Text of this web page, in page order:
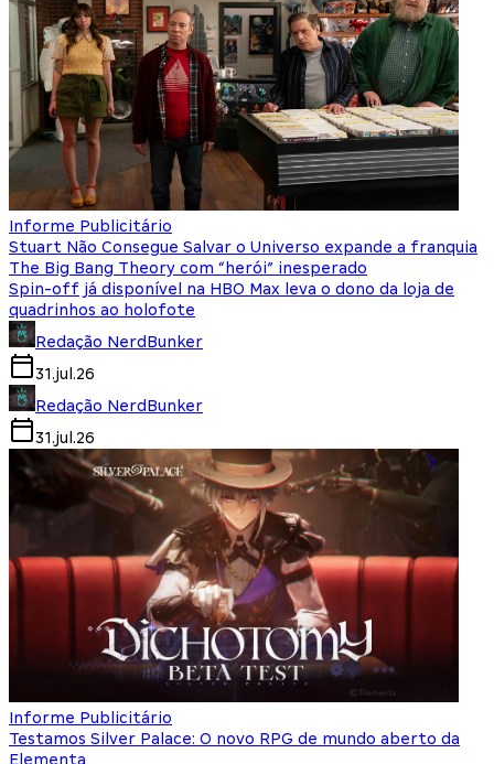
Informe Publicitário
Stuart Não Consegue Salvar o Universo expande a franquia
The Big Bang Theory com “herói” inesperado
Spin-off já disponível na HBO Max leva o dono da loja de
quadrinhos ao holofote
Redação NerdBunker
31.jul.26
Redação NerdBunker
31.jul.26
Informe Publicitário
Testamos Silver Palace: O novo RPG de mundo aberto da
Elementa